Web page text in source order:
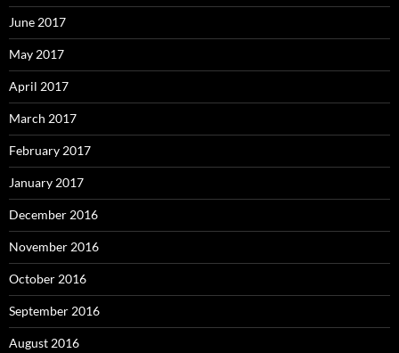
June 2017
May 2017
April 2017
March 2017
February 2017
January 2017
December 2016
November 2016
October 2016
September 2016
August 2016